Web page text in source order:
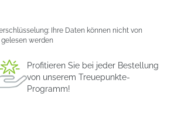
Ihre Daten können nicht von
werden
Profitieren Sie bei jeder Bestellung
von unserem Treuepunkte-
Programm!